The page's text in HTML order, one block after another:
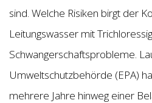
sind. Welche Risiken birgt der
Leitungswasser mit
Schwangerschaftsprobleme.
Umweltschutzbehörde (EPA)
mehrere Jahre hinweg einer